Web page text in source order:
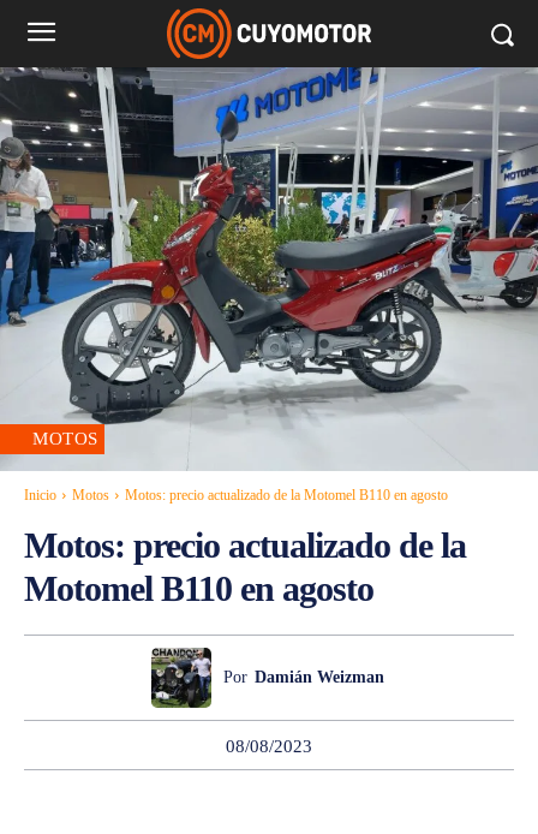
MOTOS
Inicio Motos Motos: precio actualizado de la Motomel B110 en agosto
Motos: precio actualizado de la
Motomel B110 en agosto
Por Damián Weizman
08/08/2023